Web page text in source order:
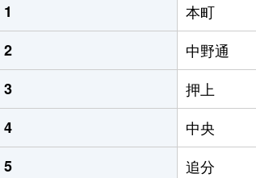
1
本町
2
中野通
3
押上
4
中央
5
追分